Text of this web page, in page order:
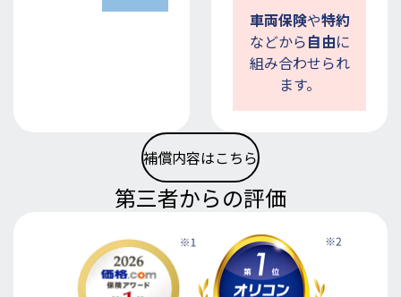
車両保険や特約
などから自由に
組み合わせられ
ます。
補償内容はこちら
第三者からの評価